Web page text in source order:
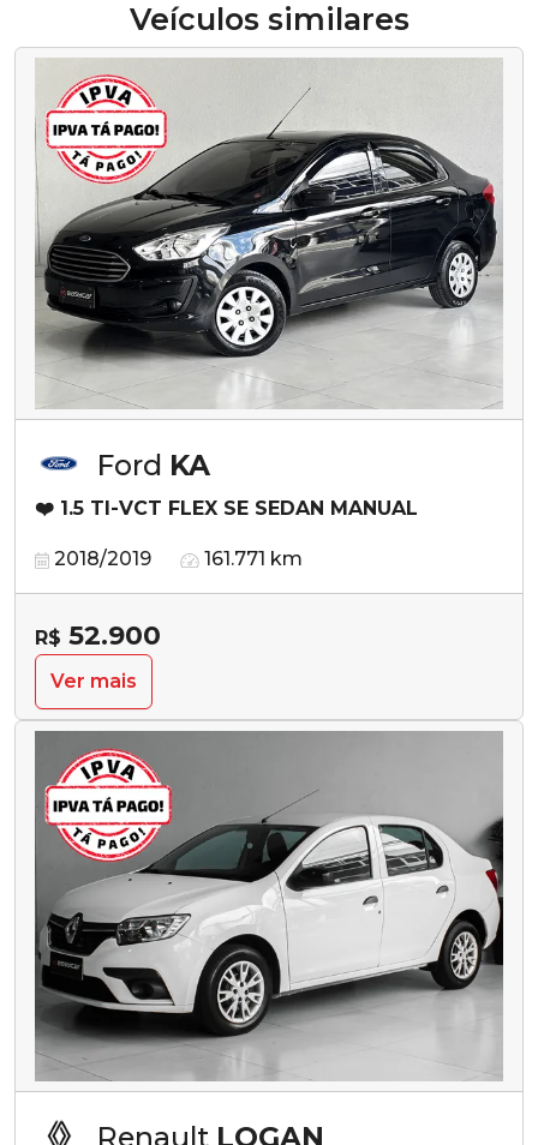
Veículos similares
Ford KA
❤️ 1.5 TI-VCT FLEX SE SEDAN MANUAL
2018/2019 161.771 km
R$ 52.900
Ver mais
Renault LOGAN